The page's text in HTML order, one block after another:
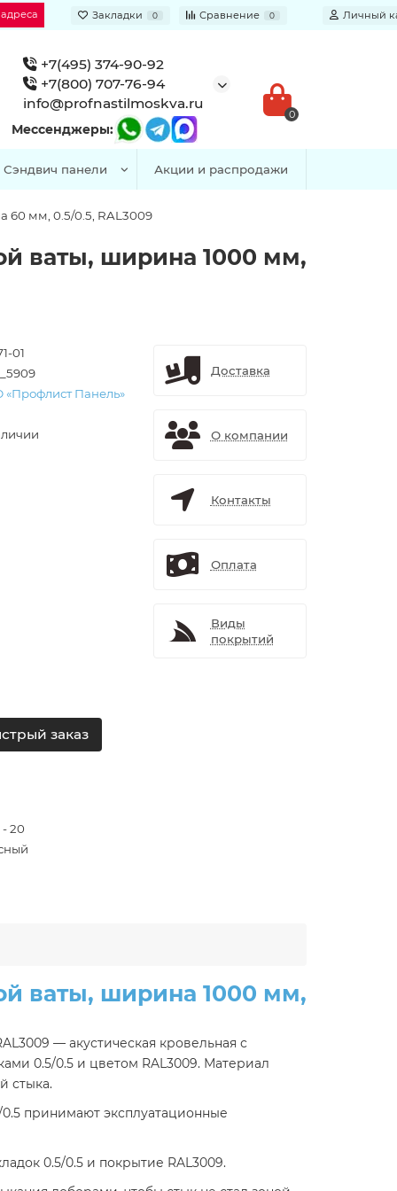
Закладки 0 Сравнение 0 Личный
+7(495) 374-90-92
+7(800) 707-76-94
info@profnastilmoskva.ru
Мессенджеры:
0
Сэндвич панели Акции и распродажи
60 мм, 0.5/0.5, RAL3009
ваты, ширина 1000 мм,
01
Панель»
заказ
20
Доставка
О компании
Контакты
Оплата
Виды
покрытий
ваты, ширина 1000 мм,
— акустическая кровельная с
0.5/0.5 и цветом RAL3009. Материал
стыка.
принимают эксплуатационные
0.5/0.5 и покрытие RAL3009.